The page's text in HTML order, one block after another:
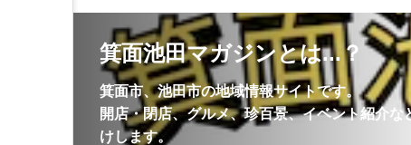
箕面池田マガジンとは...？
箕面市、池田市の地域情報サイトです。
開店・閉店、グルメ、珍百景、イベント紹介な
けします。